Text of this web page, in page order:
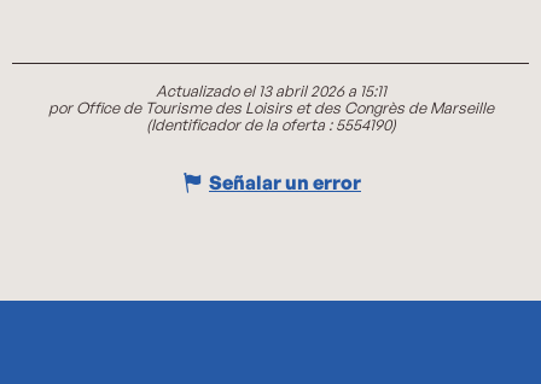
Actualizado el 13 abril 2026 a 15:11
por Office de Tourisme des Loisirs et des Congrès de Marseille
(Identificador de la oferta :5554190)
Señalar un error